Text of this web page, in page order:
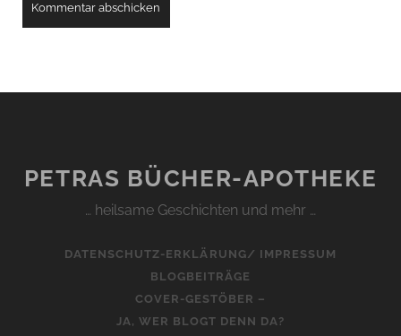
PETRAS BÜCHER-APOTHEKE
… heilsame Geschichten und mehr …
DATENSCHUTZ-ERKLÄRUNG/ IMPRESSUM
BLOGBEITRÄGE
COVER-GESTÖBER –
JA, WER BLOGT DENN DA?